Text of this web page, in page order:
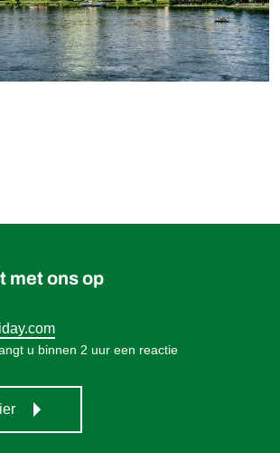
Boek
met ons op
u binnen 2 uur een reactie